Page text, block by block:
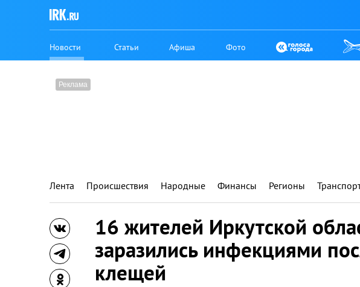
Новости Статьи Афиша Фото
Лента Происшествия Народные Финансы Регионы
16 жителей Иркутской
заразились инфекциями
клещей